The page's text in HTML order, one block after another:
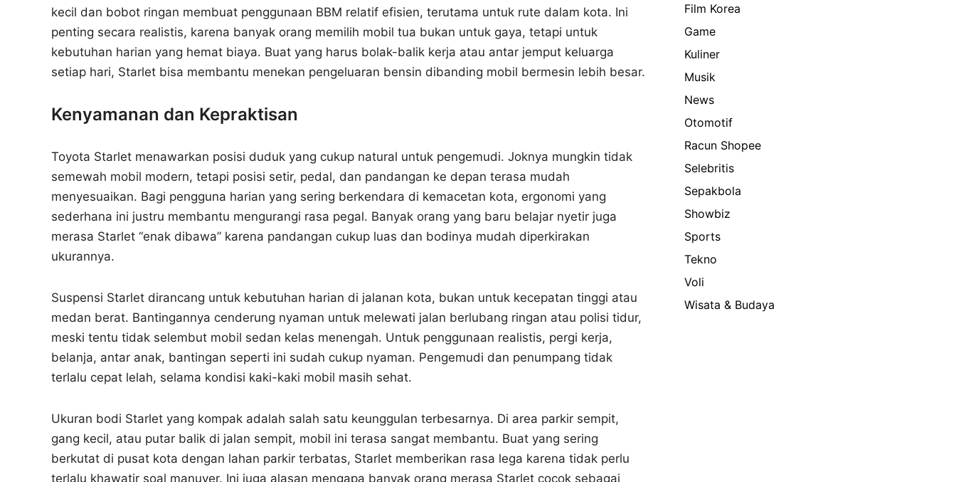
kecil dan bobot ringan membuat penggunaan BBM relatif efisien, terutama untuk rute dalam kota. Ini
penting secara realistis, karena banyak orang memilih mobil tua bukan untuk gaya, tetapi untuk
kebutuhan harian yang hemat biaya. Buat yang harus bolak-balik kerja atau antar jemput keluarga
setiap hari, Starlet bisa membantu menekan pengeluaran bensin dibanding mobil bermesin lebih besar.
Kenyamanan dan Kepraktisan
Toyota Starlet menawarkan posisi duduk yang cukup natural untuk pengemudi. Joknya mungkin tidak
semewah mobil modern, tetapi posisi setir, pedal, dan pandangan ke depan terasa mudah
menyesuaikan. Bagi pengguna harian yang sering berkendara di kemacetan kota, ergonomi yang
sederhana ini justru membantu mengurangi rasa pegal. Banyak orang yang baru belajar nyetir juga
merasa Starlet “enak dibawa” karena pandangan cukup luas dan bodinya mudah diperkirakan
ukurannya.
Suspensi Starlet dirancang untuk kebutuhan harian di jalanan kota, bukan untuk kecepatan tinggi atau
medan berat. Bantingannya cenderung nyaman untuk melewati jalan berlubang ringan atau polisi tidur,
meski tentu tidak selembut mobil sedan kelas menengah. Untuk penggunaan realistis, pergi kerja,
belanja, antar anak, bantingan seperti ini sudah cukup nyaman. Pengemudi dan penumpang tidak
terlalu cepat lelah, selama kondisi kaki-kaki mobil masih sehat.
Ukuran bodi Starlet yang kompak adalah salah satu keunggulan terbesarnya. Di area parkir sempit,
gang kecil, atau putar balik di jalan sempit, mobil ini terasa sangat membantu. Buat yang sering
berkutat di pusat kota dengan lahan parkir terbatas, Starlet memberikan rasa lega karena tidak perlu
terlalu khawatir soal manuver. Ini juga alasan mengapa banyak orang merasa Starlet cocok sebagai
Film Korea
Game
Kuliner
Musik
News
Otomotif
Racun Shopee
Selebritis
Sepakbola
Showbiz
Sports
Tekno
Voli
Wisata & Budaya